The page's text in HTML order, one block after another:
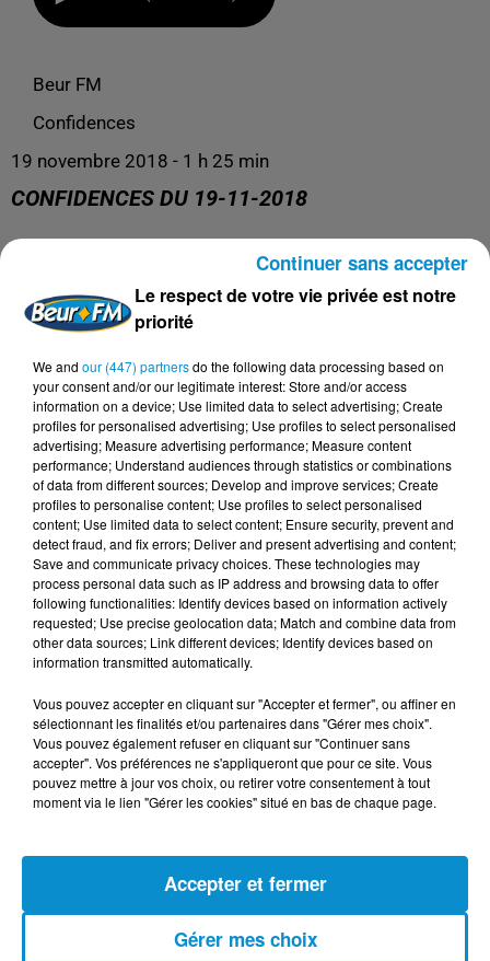
Beur FM
Confidences
19 novembre 2018 - 1 h 25 min
CONFIDENCES DU 19-11-2018
DERNIERS PODCASTS
24 juillet 2026
Les Zinformés - 24/07/26
23 juillet 2026
Les Zinformés - 23/07/26
Le respect de votre vie privée est notre
priorité
We and our (447) partnersdo the following data processing based on
your consent and/or our legitimate interest: Store and/or access
information on a device; Use limited data to select advertising; Create
profiles for personalised advertising; Use profiles to select personalised
advertising; Measure advertising performance; Measure content
performance; Understand audiences through statistics or combinations
of data from different sources; Develop and improve services; Create
profiles to personalise content; Use profiles to select personalised
content; Use limited data to select content; Ensure security, prevent and
detect fraud, and fix errors; Deliver and present advertising and content;
Save and communicate privacy choices. These technologies may
process personal data such as IP address and browsing data to offer
following functionalities: Identify devices based on information actively
requested; Use precise geolocation data; Match and combine data from
other data sources; Link different devices; Identify devices based on
information transmitted automatically.
Vous pouvez accepter en cliquant sur "Accepter et fermer", ou affiner en
sélectionnant les finalités et/ou partenaires dans "Gérer mes choix".
Vous pouvez également refuser en cliquant sur "Continuer sans
accepter". Vos préférences ne s'appliqueront que pour ce site. Vous
pouvez mettre à jour vos choix, ou retirer votre consentement à tout
moment via le lien "Gérer les cookies" situé en bas de chaque page.
Gérer mes choix
Accepter et fermer
Continuer sans accepter